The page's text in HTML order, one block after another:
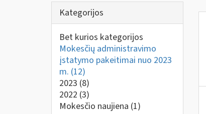
Kategorijos
Bet kurios kategorijos
Mokesčių administravimo
įstatymo pakeitimai nuo 2023
m. (12)
2023 (8)
2022 (3)
Mokesčio naujiena (1)